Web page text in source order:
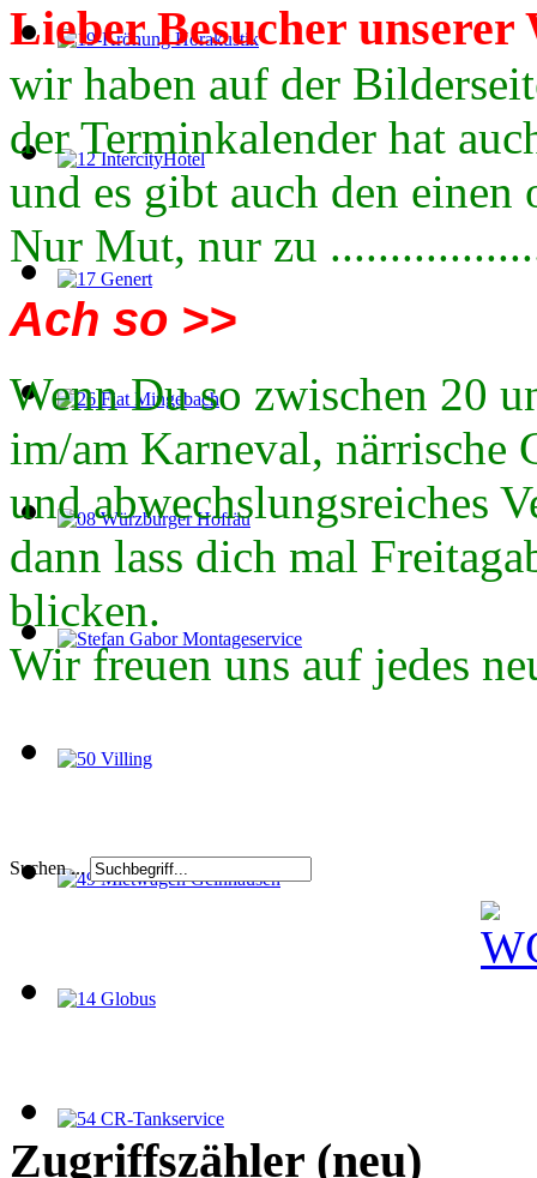
LieberBesucher unserer
wir haben auf der
der Terminkalender hat
und es gibt auch den einen
Nur Mut, nur zu
Ach so >>
Wenn Du so zwischen 20
im/am Karneval, närrische
und abwechslungsreiches
dann lass dich mal
blicken.
Wir freuen uns auf jedes
Suchen ...
Zugriffszähler (neu)